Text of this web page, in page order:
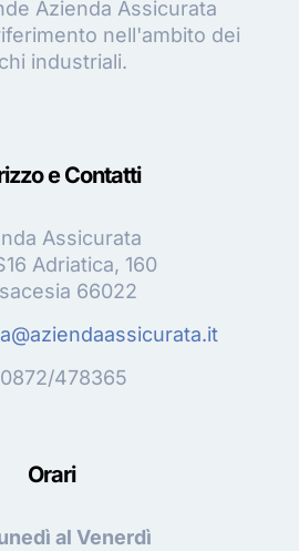
Azienda Assicurata
nell'ambito dei
industriali.
e Contatti
Assicurata
Adriatica, 160
66022
0872/478365
Orari
al Venerdì